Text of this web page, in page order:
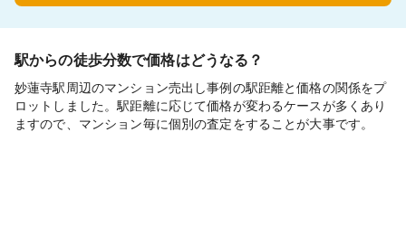
駅からの徒歩分数で価格はどうなる？
妙蓮寺駅周辺のマンション売出し事例の駅距離と価格の関係をプ
ロットしました。駅距離に応じて価格が変わるケースが多くあり
ますので、マンション毎に個別の査定をすることが大事です。